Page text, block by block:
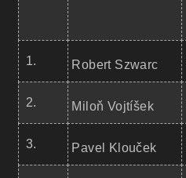
1. Robert Szwarc
2. Miloň Vojtíšek
3. Pavel Klouček